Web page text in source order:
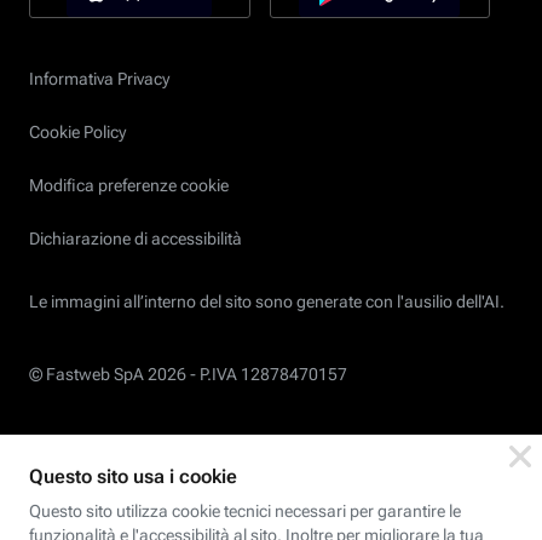
Informativa Privacy
Cookie Policy
Modifica preferenze cookie
Dichiarazione di accessibilità
Le immagini all’interno del sito sono generate con l'ausilio dell'AI.
© Fastweb SpA 2026 - P.IVA 12878470157